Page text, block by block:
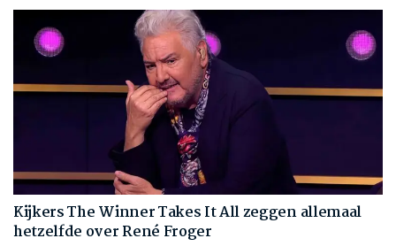
Kijkers The Winner Takes It All zeggen allemaal
hetzelfde over René Froger